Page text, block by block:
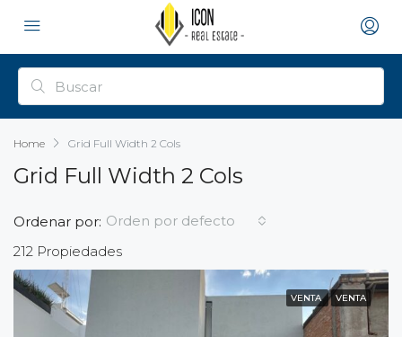
Home Grid Full Width 2 Cols
Grid Full Width 2 Cols
212 Propiedades
Ordenar por: Orden por defecto
VENTA VENTA